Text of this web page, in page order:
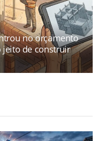
no orçamento
jeito de construir